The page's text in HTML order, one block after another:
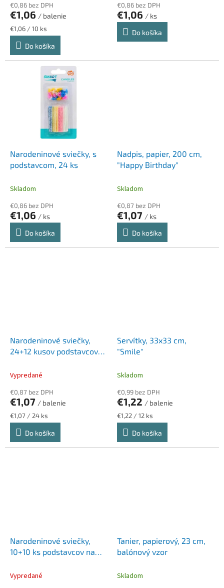
€0,86 bez DPH
€1,06 / balenie
Jednotková
cena:
€1,06 / 10 ks
Do košíka
€0,86 bez DPH
€1,06 / ks
Do košíka
Narodeninové sviečky, s
podstavcom, 24 ks
Skladom
€0,86 bez DPH
€1,06 / ks
Do košíka
Nadpis, papier, 200 cm,
"Happy Birthday"
Skladom
€0,87 bez DPH
€1,07 / ks
Do košíka
Narodeninové sviečky,
24+12 kusov podstavcov
Vypredané
€0,87 bez DPH
€1,07 / balenie
Jednotková
cena:
€1,07 / 24 ks
Do košíka
Servítky, 33x33 cm,
"Smile"
Skladom
€0,99 bez DPH
€1,22 / balenie
Jednotková
cena:
€1,22 / 12 ks
Do košíka
Narodeninové sviečky,
10+10 ks podstavcov na
Vypredané
Tanier, papierový, 23 cm,
balónový vzor
Skladom